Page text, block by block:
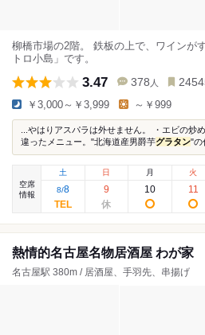
柳橋市場の2階。 鉄板の上で、ワイン
トロ小島」です。
3.47 378 人
￥3,000～￥3,999 ～￥999
...やはりアスパラは外せません。 ・エビの
違ったメニュー。"北海道産男爵芋グラタン"の
空席
情報
土
8/8
日
9
月
10
火
11
熱情的名古屋名物居酒屋 わが家
名古屋駅 380m / 居酒屋、手羽先、串揚げ